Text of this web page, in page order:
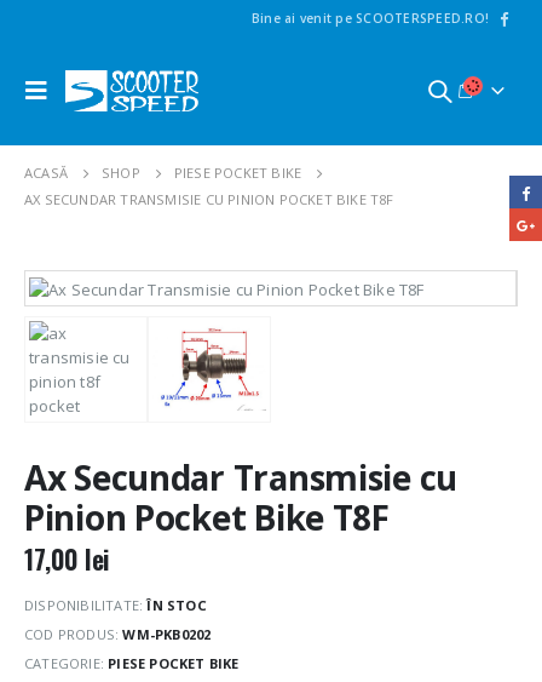
Bine ai venit pe SCOOTERSPEED.RO!
ACASĂ SHOP
PIESE POCKET BIKE
AX SECUNDAR TRANSMISIE CU PINION POCKET BIKE T8F
Ax Secundar Transmisie cu
Pinion Pocket Bike T8F
17,00 lei
DISPONIBILITATE:ÎN STOC
COD PRODUS:WM-PKB0202
CATEGORIE: PIESE POCKET BIKE